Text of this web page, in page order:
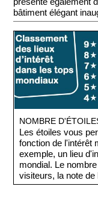
bâtiment élégant
NOMBRE
Les étoiles vous
fonction de l'intérêt
exemple, un lieu
mondial. Le
visiteurs, la note